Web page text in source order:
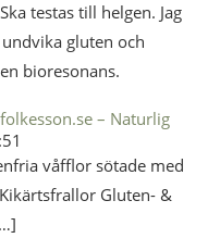
testas till helgen. Jag
gluten och
bioresonans.
– Naturlig
våfflor sötade med
Gluten- &